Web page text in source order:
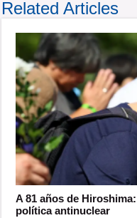
Related Articles
A 81 años de
política antinuclear